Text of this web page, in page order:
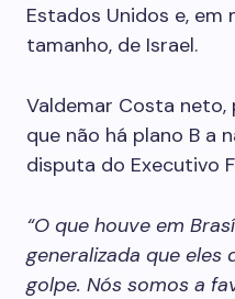
Estados Unidos e, em
tamanho, de Israel.
Valdemar Costa neto,
que não há plano B a
disputa do Executivo
“O que houve em
generalizada que
golpe. Nós somos a